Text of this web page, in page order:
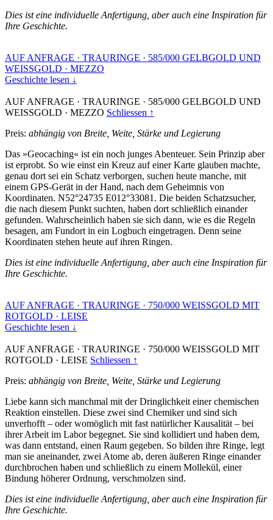
Dies ist eine individuelle Anfertigung, aber auch eine Inspiration für
Ihre Geschichte.
AUF ANFRAGE · TRAURINGE · 585/000 GELBGOLD UND
WEISSGOLD · MEZZO
Geschichte lesen ↓
AUF ANFRAGE · TRAURINGE · 585/000 GELBGOLD UND
WEISSGOLD · MEZZO Schliessen ↑
Preis: abhängig von Breite, Weite, Stärke und Legierung
Das »Geocaching« ist ein noch junges Abenteuer. Sein Prinzip aber
ist erprobt. So wie einst ein Kreuz auf einer Karte glauben machte,
genau dort sei ein Schatz verborgen, suchen heute manche, mit
einem GPS-Gerät in der Hand, nach dem Geheimnis von
Koordinaten. N52°24735 E012°33081. Die beiden Schatzsucher,
die nach diesem Punkt suchten, haben dort schließlich einander
gefunden. Wahrscheinlich haben sie sich dann, wie es die Regeln
besagen, am Fundort in ein Logbuch eingetragen. Denn seine
Koordinaten stehen heute auf ihren Ringen.
Dies ist eine individuelle Anfertigung, aber auch eine Inspiration für
Ihre Geschichte.
AUF ANFRAGE · TRAURINGE · 750/000 WEISSGOLD MIT
ROTGOLD · LEISE
Geschichte lesen ↓
AUF ANFRAGE · TRAURINGE · 750/000 WEISSGOLD MIT
ROTGOLD · LEISE Schliessen ↑
Preis: abhängig von Breite, Weite, Stärke und Legierung
Liebe kann sich manchmal mit der Dringlichkeit einer chemischen
Reaktion einstellen. Diese zwei sind Chemiker und sind sich
unverhofft – oder womöglich mit fast natürlicher Kausalität – bei
ihrer Arbeit im Labor begegnet. Sie sind kollidiert und haben dem,
was dann entstand, einen Raum gegeben. So bilden ihre Ringe, legt
man sie aneinander, zwei Atome ab, deren äußeren Ringe einander
durchbrochen haben und schließlich zu einem Mollekül, einer
Bindung höherer Ordnung, verschmolzen sind.
Dies ist eine individuelle Anfertigung, aber auch eine Inspiration für
Ihre Geschichte.